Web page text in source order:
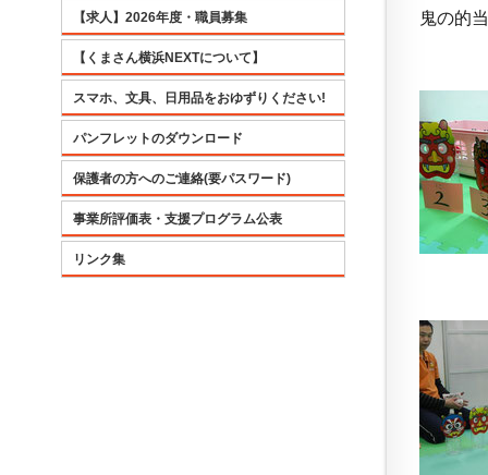
【求人】2026年度・職員募集
【くまさん横浜NEXTについて】
スマホ、文具、日用品をおゆずりください!
パンフレットのダウンロード
保護者の方へのご連絡(要パスワード)
事業所評価表・支援プログラム公表
リンク集
鬼の的